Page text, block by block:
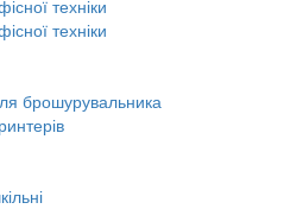
техніки
техніки
брошурувальника